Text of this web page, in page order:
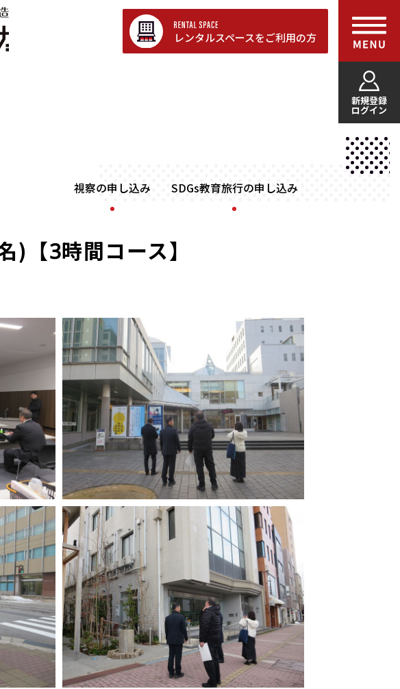
新規登録
ログイン
レンタルスペースをご利用の方
視察の申し込み SDGs教育旅行の申し込み
【3時間コース】